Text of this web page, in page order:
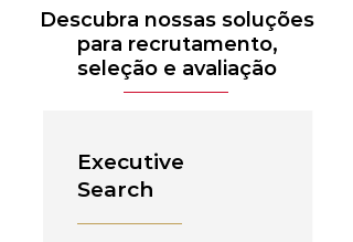
Descubra nossas soluções
para recrutamento,
seleção e avaliação
Executive
Search